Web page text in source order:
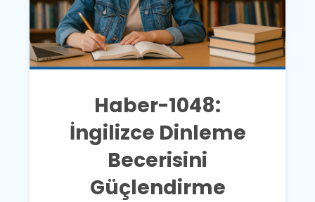
Haber-1048:
İngilizce Dinleme
Becerisini
Güçlendirme